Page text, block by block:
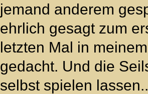
jemand anderem
ehrlich gesagt zum
letzten Mal in
gedacht. Und die
selbst spielen